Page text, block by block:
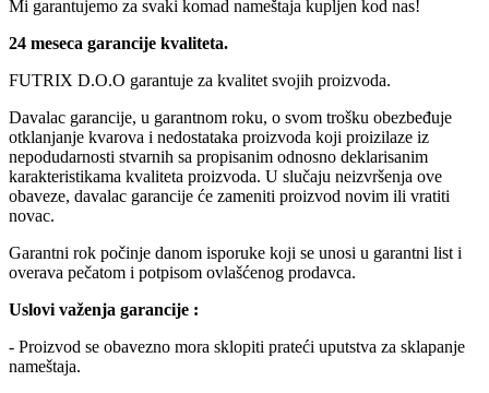
Mi garantujemo za svaki komad nameštaja kupljen kod nas!
24 meseca garancije kvaliteta.
FUTRIX D.O.O garantuje za kvalitet svojih proizvoda.
Davalac garancije, u garantnom roku, o svom trošku obezbeđuje
otklanjanje kvarova i nedostataka proizvoda koji proizilaze iz
nepodudarnosti stvarnih sa propisanim odnosno deklarisanim
karakteristikama kvaliteta proizvoda. U slučaju neizvršenja ove
obaveze, davalac garancije će zameniti proizvod novim ili vratiti
novac.
Garantni rok počinje danom isporuke koji se unosi u garantni list i
overava pečatom i potpisom ovlašćenog prodavca.
Uslovi važenja garancije :
- Proizvod se obavezno mora sklopiti prateći uputstva za sklapanje
nameštaja.